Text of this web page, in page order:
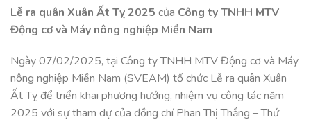
Lễ ra quân Xuân Ất Tỵ 2025 của Công ty TNHH MTV
Động cơ và Máy nông nghiệp Miền Nam
Ngày 07/02/2025, tại Công ty TNHH MTV Động cơ và Máy
nông nghiệp Miền Nam (SVEAM) tổ chức Lễ ra quân Xuân
Ất Tỵ để triển khai phương hướng, nhiệm vụ công tác năm
2025 với sự tham dự của đồng chí Phan Thị Thắng – Thứ